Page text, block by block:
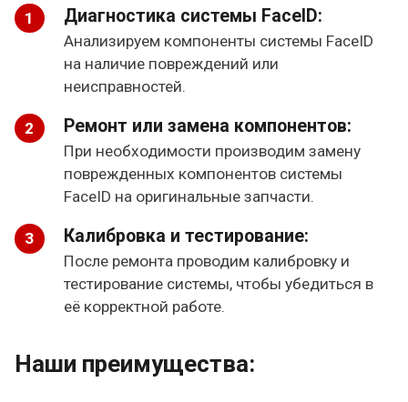
Диагностика системы FaceID:
Анализируем компоненты системы FaceID
на наличие повреждений или
неисправностей.
Ремонт или замена компонентов:
При необходимости производим замену
поврежденных компонентов системы
FaceID на оригинальные запчасти.
Калибровка и тестирование:
После ремонта проводим калибровку и
тестирование системы, чтобы убедиться в
её корректной работе.
Наши преимущества: